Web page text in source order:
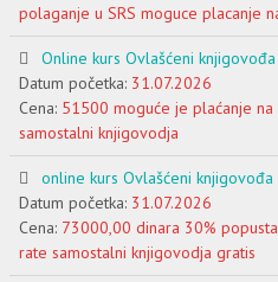
polaganje u SRS moguce placanje
Online kurs Ovlašćeni
Datum početka: 31.07.2026
Cena: 51500 moguće je plaćanje
samostalni knjigovodja
online kurs Ovlašćeni
Datum početka: 31.07.2026
Cena: 73000,00 dinara 30%
rate samostalni knjigovodja gratis